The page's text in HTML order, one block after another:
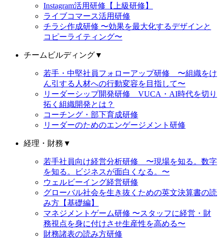
Instagram活用研修【上級研修】
ライブコマース活用研修
チラシ作成研修 〜効果を最大化するデザインと
コピーライティング〜
チームビルディング▼
若手・中堅社員フォローアップ研修 〜組織をけ
ん引する人材への行動変容を目指して〜
リーダーシップ開発研修 VUCA・AI時代を切り
拓く組織開発とは？
コーチング・部下育成研修
リーダーのためのエンゲージメント研修
経理・財務 ▼
若手社員向け経営分析研修 〜現場を知る。数字
を知る。ビジネスが面白くなる。〜
ウェルビーイング経営研修
グローバル社会を生き抜くための英文決算書の読
み方【基礎編】
マネジメントゲーム研修 〜スタッフに経営・財
務視点を身に付けさせ生産性を高める〜
財務諸表の読み方研修